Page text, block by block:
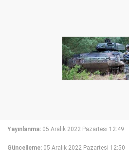
Yayınlanma: 05 Aralık 2022 Pazartesi 12:49
Güncelleme: 05 Aralık 2022 Pazartesi 12:50